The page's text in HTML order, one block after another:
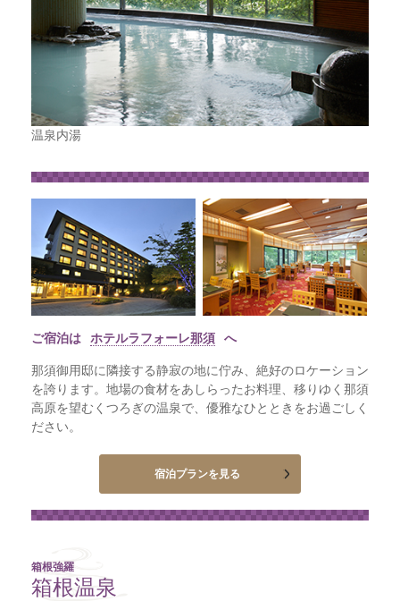
温泉内湯
ご宿泊は ホテルラフォーレ那須 へ
那須御用邸に隣接する静寂の地に佇み、絶好のロケーション
を誇ります。地場の食材をあしらったお料理、移りゆく那須
高原を望むくつろぎの温泉で、優雅なひとときをお過ごしく
ださい。
宿泊プランを見る
箱根強羅
箱根温泉